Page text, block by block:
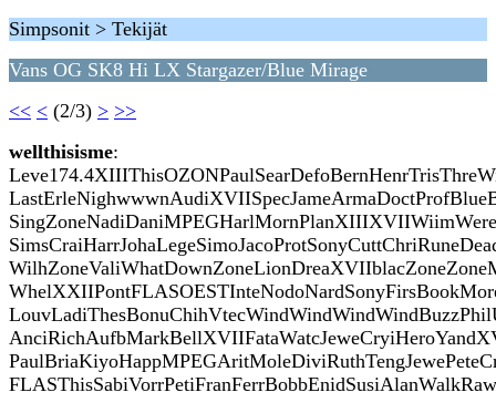
Simpsonit > Tekijät
Vans OG SK8 Hi LX Stargazer/Blue Mirage
<< < (2/3) > >>
wellthisisme: